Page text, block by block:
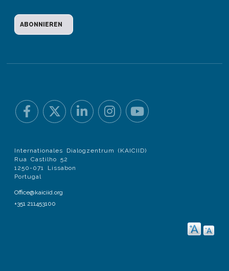
Internationales Dialogzentrum (KAICIID)
Rua Castilho 52
1250-071 Lissabon
Portugal
Office@kaiciid.org
+351 211453100